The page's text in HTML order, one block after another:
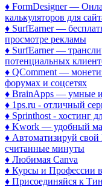
♦ FormDesigner —
калькуляторов для
♦ SurfEarner —
просмотре рекламы
♦ SurfEarner —
потенциальных
♦ QComment —
форумах и соцсетях
♦ BrainApps — умные
♦ 1ps.ru - отличный
♦ Sprinthost - хостинг
♦ Kwork — удобный
♦ Автоматизируй свой
считанные минуты
♦ Любимая Canva
♦ Курсы и Профессии
♦ Присоединяйся к